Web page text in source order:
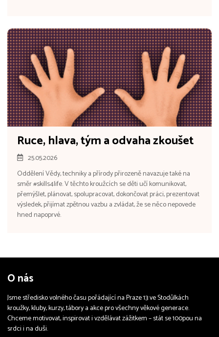
Ruce, hlava, tým a odvaha zkoušet
25.05.2026
Oddělení Vědy, techniky a přírody přirozeně navazuje také na
směr #skills4life. V těchto kroužcích se děti učí komunikovat,
přemýšlet, plánovat, spolupracovat, dokončovat práci, prezentovat
výsledek, přijímat zpětnou vazbu a zvládat, že se něco nepovede
hned napoprvé.
O nás
Jsme středisko volného času pořádající na Praze 13 ve Stodůlkách
kroužky, kluby, kurzy, tábory a akce pro všechny věkové generace.
Chceme motivovat, inspirovat i vzdělávat zážitkem – stát se 100pou na
srdci i na duši.